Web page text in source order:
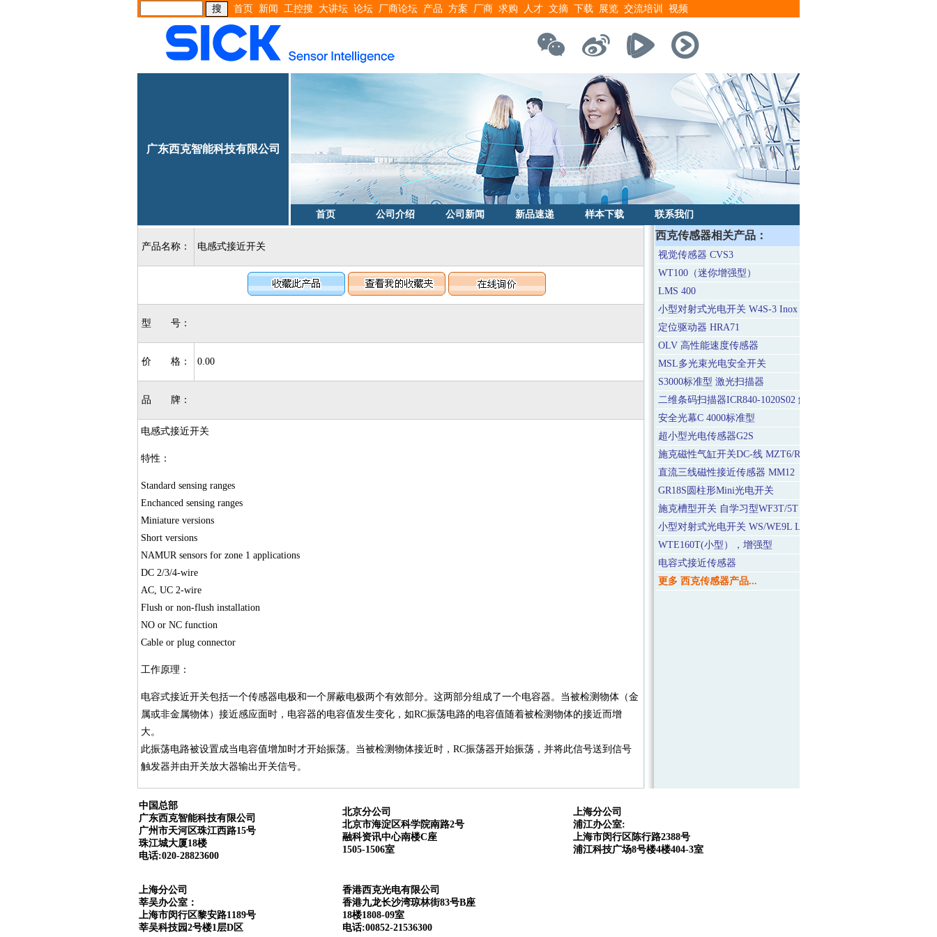
首页 新闻 工控搜 大讲坛 论坛 厂商论坛 产品 方案 厂商 求购 人才 文摘 下载 展览 交流培训 视频
广东西克智能科技有限公司
首页 公司介绍 公司新闻 新品速递 样本下载 联系我们
产品名称： 电感式接近开关
型 号：
价 格： 0.00
品 牌：
电感式接近开关
特性：
Standard sensing ranges
Enchanced sensing ranges
Miniature versions
Short versions
NAMUR sensors for zone 1 applications
DC 2/3/4-wire
AC, UC 2-wire
Flush or non-flush installation
NO or NC function
Cable or plug connector
工作原理：
电容式接近开关包括一个传感器电极和一个屏蔽电极两个有效部分。这两部分组成了一个电容器。当被检测物体（金
属或非金属物体）接近感应面时，电容器的电容值发生变化，如RC振荡电路的电容值随着被检测物体的接近而增
大。
此振荡电路被设置成当电容值增加时才开始振荡。当被检测物体接近时，RC振荡器开始振荡，并将此信号送到信号
触发器并由开关放大器输出开关信号。
西克传感器相关产品：
视觉传感器 CVS3
WT100（迷你增强型）
LMS 400
小型对射式光电开关 W4S-3 Inox
定位驱动器 HRA71
OLV 高性能速度传感器
MSL多光束光电安全开关
S3000标准型 激光扫描器
二维条码扫描器ICR840-1020S02 解码能力强的静态/低速型
安全光幕C 4000标准型
超小型光电传感器G2S
施克磁性气缸开关DC-线 MZT6/RZT6
直流三线磁性接近传感器 MM12
GR18S圆柱形Mini光电开关
施克槽型开关 自学习型WF3T/5T Teach-in
小型对射式光电开关 WS/WE9L Laser
WTE160T(小型），增强型
电容式接近传感器
更多 西克传感器产品...
中国总部
广东西克智能科技有限公司
广州市天河区珠江西路15号
珠江城大厦18楼
电话:020-28823600
北京分公司
北京市海淀区科学院南路2号
融科资讯中心南楼C座
1505-1506室
上海分公司
浦江办公室:
上海市闵行区陈行路2388号
浦江科技广场8号楼4楼404-3室
上海分公司
莘吴办公室：
上海市闵行区黎安路1189号
莘吴科技园2号楼1层D区
香港西克光电有限公司
香港九龙长沙湾琼林街83号B座
18楼1808-09室
电话:00852-21536300